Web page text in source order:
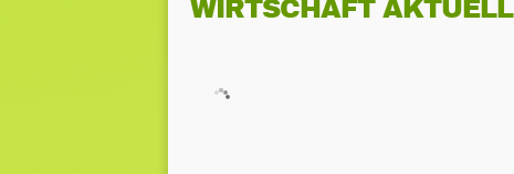
WIRTSCHAFT AKTUELL